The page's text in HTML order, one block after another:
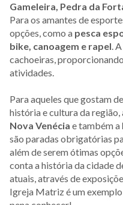
Gameleira, Pedra da
Para os amantes de
opções, como a pesca
bike, canoagem e rapel.
cachoeiras,
atividades.
Para aqueles que gostam
história e cultura da região,
Nova Venécia e também a
são paradas obrigatórias
além de serem ótimas
conta a história da cidade
atuais, através de
Igreja Matriz é um